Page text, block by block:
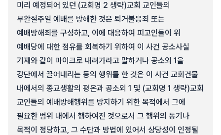
미리 예정되어 있던 (교회명 2 생략)교회 교인들의
부활절주일 예배를 방해한 것은 퇴거불응죄 또는
예배방해죄를 구성하고, 이에 대응하여 피고인들이 위
예배당에 대한 점유를 회복하기 위하여 이 사건 공소사실
기재와 같이 마이크로 내려가라고 말하거나 공소외 1을
강단에서 끌어내리는 등의 행위를 한 것은 이 사건 교회건물
내에서의 종교생활의 평온과 공소외 1 및 (교회명 1 생략)교회
교인들의 예배방해행위를 방지하기 위한 목적에서 그에
필요한 범위 내에서 행하여진 것으로서 그 행위의 동기나
목적이 정당하고, 그 수단과 방법에 있어서 상당성이 인정될